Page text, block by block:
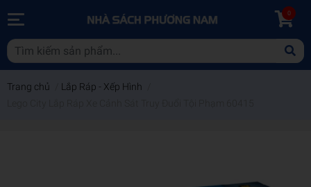
0
Trang chủ Lắp Ráp - Xếp Hình